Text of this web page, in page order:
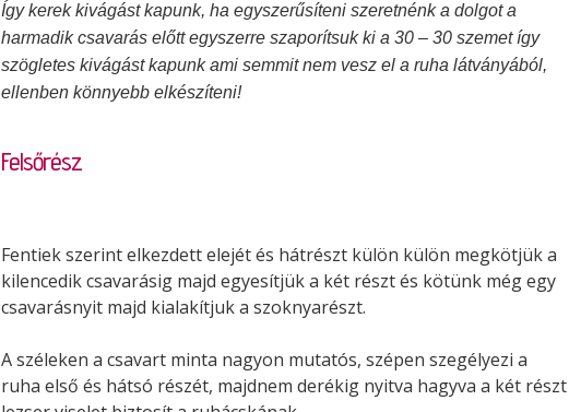
Így kerek kivágást kapunk, ha egyszerűsíteni szeretnénk a dolgot a
harmadik csavarás előtt egyszerre szaporítsuk ki a 30 – 30 szemet így
szögletes kivágást kapunk ami semmit nem vesz el a ruha látványából,
ellenben könnyebb elkészíteni!
Felsőrész
Fentiek szerint elkezdett elejét és hátrészt külön külön megkötjük a
kilencedik csavarásig majd egyesítjük a két részt és kötünk még egy
csavarásnyit majd kialakítjuk a szoknyarészt.
A széleken a csavart minta nagyon mutatós, szépen szegélyezi a
ruha első és hátsó részét, majdnem derékig nyitva hagyva a két részt